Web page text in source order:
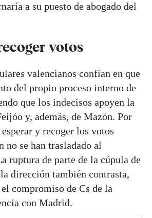
a su puesto de abogado del
votos
valencianos confían en que
del propio proceso interno de
que los indecisos apoyen la
y, además, de Mazón. Por
y recoger los votos
no se han trasladado al
ruptura de parte de la cúpula de
dirección también contrasta,
compromiso de Cs de la
con Madrid.